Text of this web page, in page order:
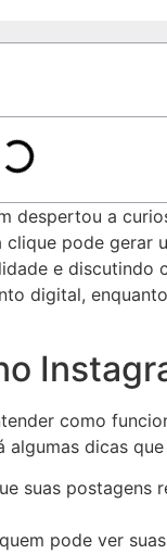
‍a​
pode
e
digital,
como
dicas⁤
suas
pode ver⁢